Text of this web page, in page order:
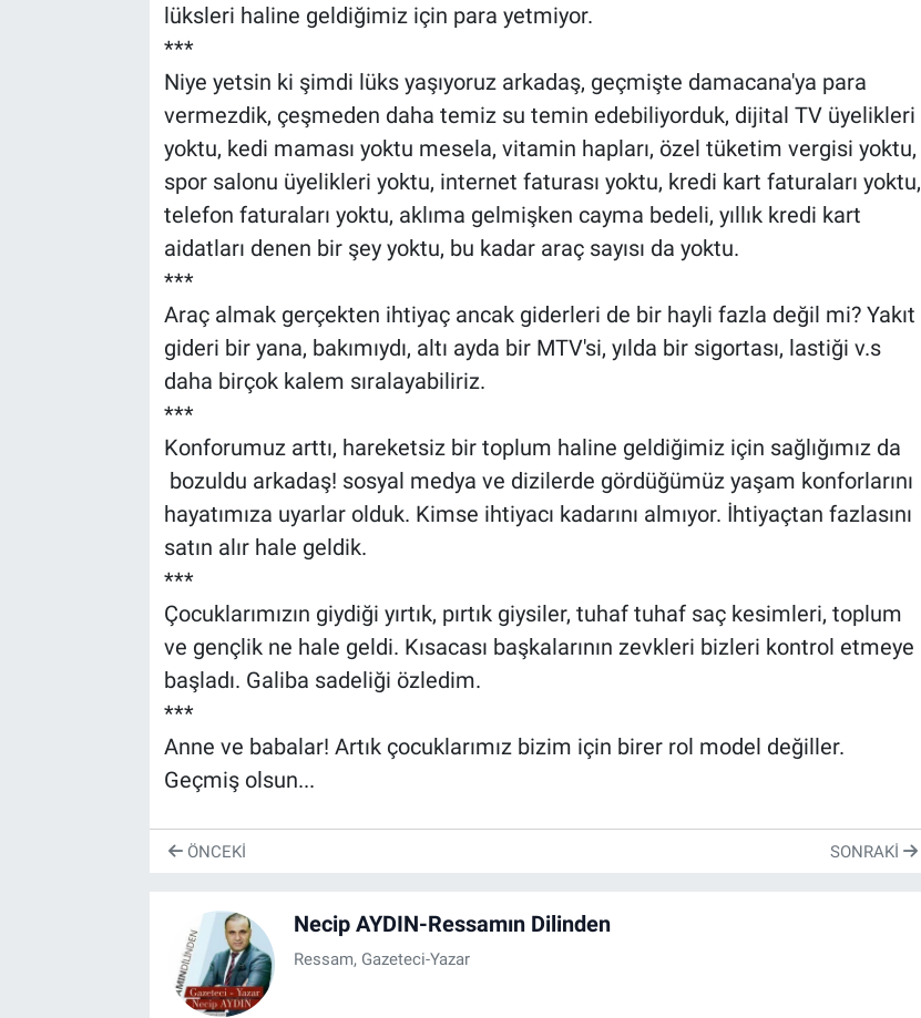
lüksleri haline geldiğimiz için para yetmiyor.
***
Niye yetsin ki şimdi lüks yaşıyoruz arkadaş, geçmişte damacana'ya para
vermezdik, çeşmeden daha temiz su temin edebiliyorduk, dijital TV üyelikleri
yoktu, kedi maması yoktu mesela, vitamin hapları, özel tüketim vergisi yoktu,
spor salonu üyelikleri yoktu, internet faturası yoktu, kredi kart faturaları yoktu,
telefon faturaları yoktu, aklıma gelmişken cayma bedeli, yıllık kredi kart
aidatları denen bir şey yoktu, bu kadar araç sayısı da yoktu.
***
Araç almak gerçekten ihtiyaç ancak giderleri de bir hayli fazla değil mi? Yakıt
gideri bir yana, bakımıydı, altı ayda bir MTV'si, yılda bir sigortası, lastiği v.s
daha birçok kalem sıralayabiliriz.
***
Konforumuz arttı, hareketsiz bir toplum haline geldiğimiz için sağlığımız da
bozuldu arkadaş! sosyal medya ve dizilerde gördüğümüz yaşam konforlarını
hayatımıza uyarlar olduk. Kimse ihtiyacı kadarını almıyor. İhtiyaçtan fazlasını
satın alır hale geldik.
***
Çocuklarımızın giydiği yırtık, pırtık giysiler, tuhaf tuhaf saç kesimleri, toplum
ve gençlik ne hale geldi. Kısacası başkalarının zevkleri bizleri kontrol etmeye
başladı. Galiba sadeliği özledim.
***
Anne ve babalar! Artık çocuklarımız bizim için birer rol model değiller.
Geçmiş olsun...
ÖNCEKI SONRAKI
Necip AYDIN-Ressamın Dilinden
Ressam, Gazeteci-Yazar